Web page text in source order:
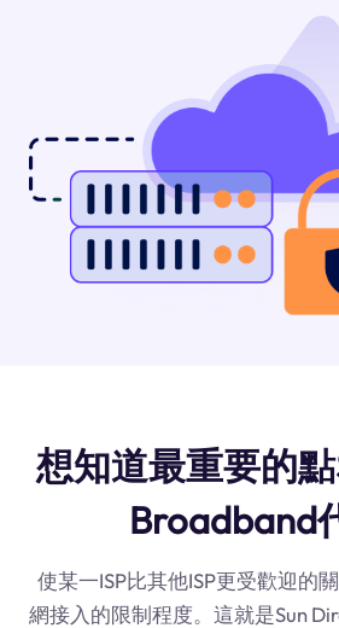
想知道最重要的
Broadband
使某一ISP比其他ISP更受歡迎的
網接入的限制程度。這就是Sun